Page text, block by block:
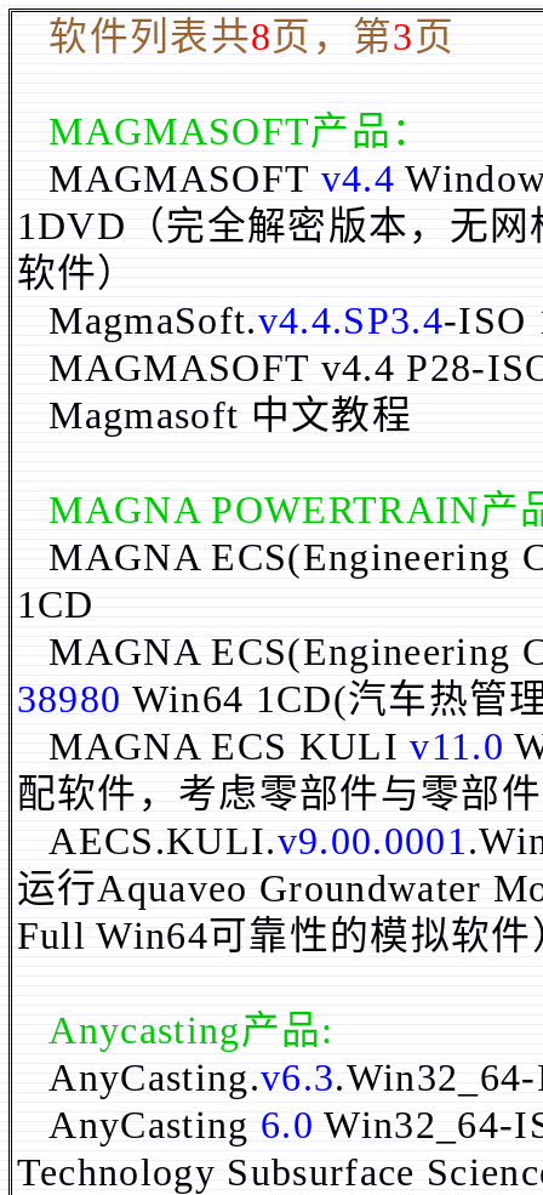
软件列表共8页，第3页
MAGMASOFT产品：
MAGMASOFT v4.4
1DVD（完全解密版本，无
软件）
MagmaSoft.v4.4.SP3.4-ISO
MAGMASOFT v4.4 P28-
Magmasoft 中文教程
MAGNA POWERTRAIN产
MAGNA ECS(Engineering
1CD
MAGNA ECS(Engineering
38980 Win64 1CD(汽车热管
MAGNA ECS KULIv11.0
配软件，考虑零部件与零部
AECS.KULI.v9.00.0001
运行Aquaveo Groundwater
Full Win64可靠性的模拟软件
Anycasting产品:
AnyCasting.v6.3
AnyCasting 6.0 Win32_64-
Technology Subsurface